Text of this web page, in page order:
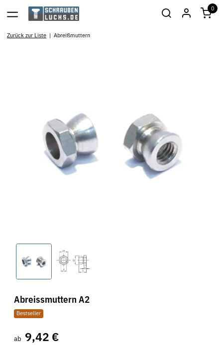
0
Zurück zur Liste Abreißmuttern
Abreissmuttern A2
Bestseller
ab 9,42 €